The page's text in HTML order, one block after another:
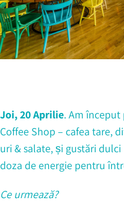
Joi, 20 Aprilie. Am
Coffee Shop – cafea tare,
uri & salate, și gustări
doza de energie pentru
Ce urmează?